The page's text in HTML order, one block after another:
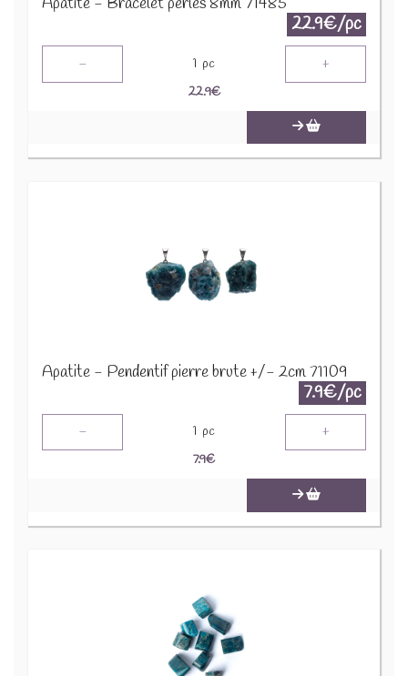
22.9€/pc
- 1 pc +
22.9€
Apatite - Pendentif pierre brute +/- 2cm 71109
7.9€/pc
- 1 pc +
7.9€